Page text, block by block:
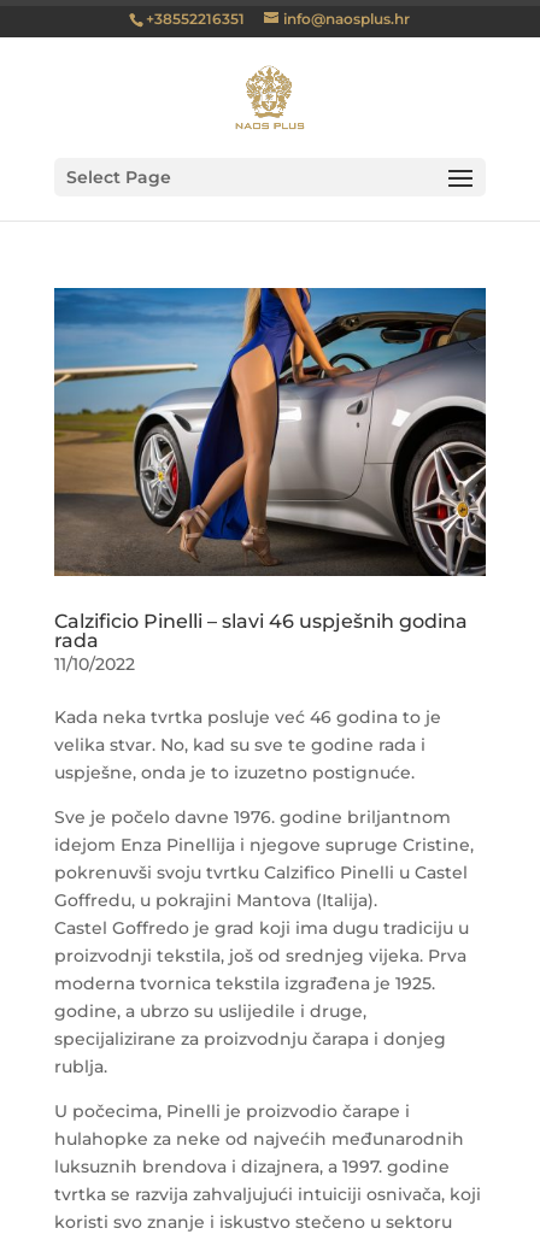
+38552216351 info@naosplus.hr
Select Page
Calzificio Pinelli – slavi 46 uspješnih godina
rada
11/10/2022
Kada neka tvrtka posluje već 46 godina to je
velika stvar. No, kad su sve te godine rada i
uspješne, onda je to izuzetno postignuće.
Sve je počelo davne 1976. godine briljantnom
idejom Enza Pinellija i njegove supruge Cristine,
pokrenuvši svoju tvrtku Calzifico Pinelli u Castel
Goffredu, u pokrajini Mantova (Italija).
Castel Goffredo je grad koji ima dugu tradiciju u
proizvodnji tekstila, još od srednjeg vijeka. Prva
moderna tvornica tekstila izgrađena je 1925.
godine, a ubrzo su uslijedile i druge,
specijalizirane za proizvodnju čarapa i donjeg
rublja.
U počecima, Pinelli je proizvodio čarape i
hulahopke za neke od najvećih međunarodnih
luksuznih brendova i dizajnera, a 1997. godine
tvrtka se razvija zahvaljujući intuiciji osnivača, koji
koristi svo znanje i iskustvo stečeno u sektoru